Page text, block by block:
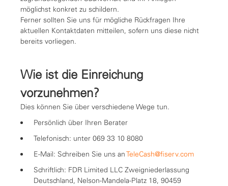
möglichst konkret zu schildern.
Ferner sollten Sie uns für mögliche Rückfragen Ihre
aktuellen Kontaktdaten mitteilen, sofern uns diese nicht
bereits vorliegen.
Wie ist die Einreichung
vorzunehmen?
Dies können Sie über verschiedene Wege tun.
Persönlich über Ihren Berater
Telefonisch: unter 069 33 10 8080
E-Mail: Schreiben Sie uns anTeleCash@fiserv.com
Schriftlich: FDR Limited LLC Zweigniederlassung
Deutschland, Nelson-Mandela-Platz 18, 90459